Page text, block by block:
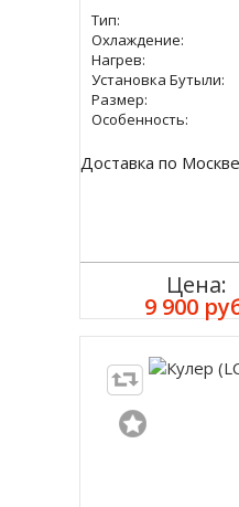
Тип:
Охлаждение:
Нагрев:
Установка Бутыли:
Размер:
Особенность:
Доставка по
Цена:
9 900